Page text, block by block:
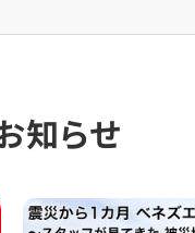
知らせ